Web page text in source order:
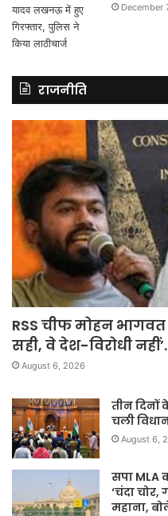
December
राजनीति
RSS चीफ मोहन
सही, वे देश-विरोधी नहीं’.
August 6, 2026
तीन दिनों
चली
August 6,
सपा MLA
‘चंदा चोर,
महाना,